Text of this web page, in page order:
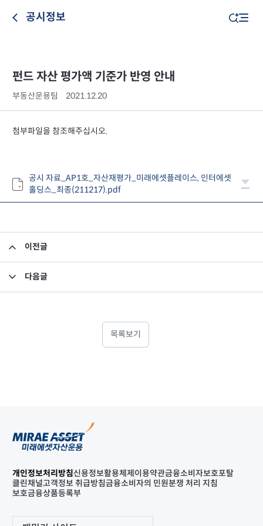
공시정보
펀드 자산 평가액 기준가 반영 안내
부동산운용팀 2021.12.20
첨부파일을 참조해주십시오.
공시 자료_AP1호_자산재평가_미래에셋플레이스, 인터에셋
홀딩스_최종(211217).pdf
이전글
다음글
목록보기
개인정보처리방침신용정보활용체제 이용약관금융소비자보호포탈
클린채널고객정보 취급방침금융소비자의 민원분쟁 처리 지침
보호금융상품등록부